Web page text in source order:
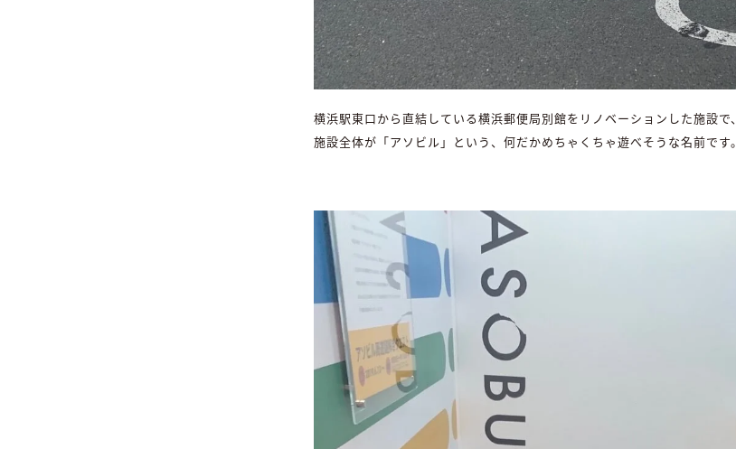
横浜駅東口から直結している横浜郵便局別館をリノベーションした施設で、
施設全体が「アソビル」という、何だかめちゃくちゃ遊べそうな名前です。